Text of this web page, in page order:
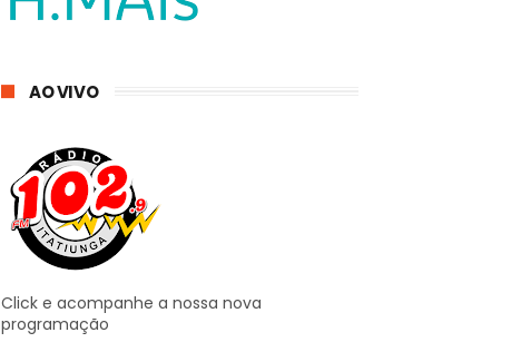
AO VIVO
Click e acompanhe a nossa nova
programação